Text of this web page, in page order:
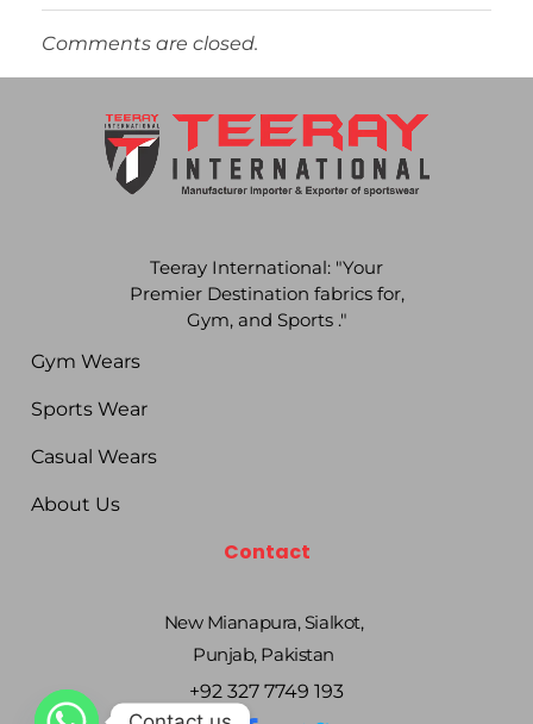
Comments are closed.
Teeray International: "Your
Premier Destination fabrics for,
Gym, and Sports ."
Gym Wears
Sports Wear
Casual Wears
About Us
Contact
New Mianapura, Sialkot,
Punjab, Pakistan
+92 327 7749 193